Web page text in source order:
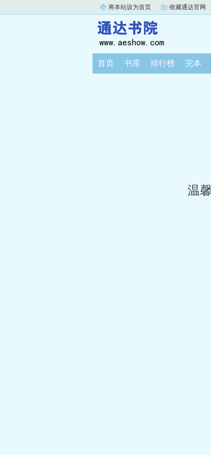
将本站设为首页 收藏通达官网
首页 书库 排行榜 完本
温